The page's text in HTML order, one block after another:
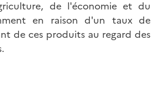
de l'économie et du
en raison d'un taux de
de ces produits au regard des